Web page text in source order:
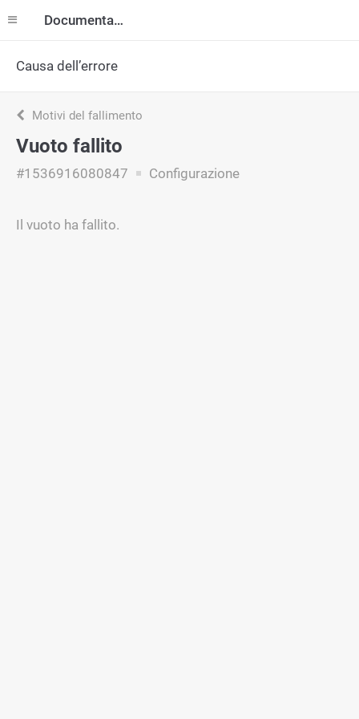
Documentazione
Causa dell’errore
Motivi del fallimento
Vuoto fallito
#1536916080847 Configurazione
Il vuoto ha fallito.